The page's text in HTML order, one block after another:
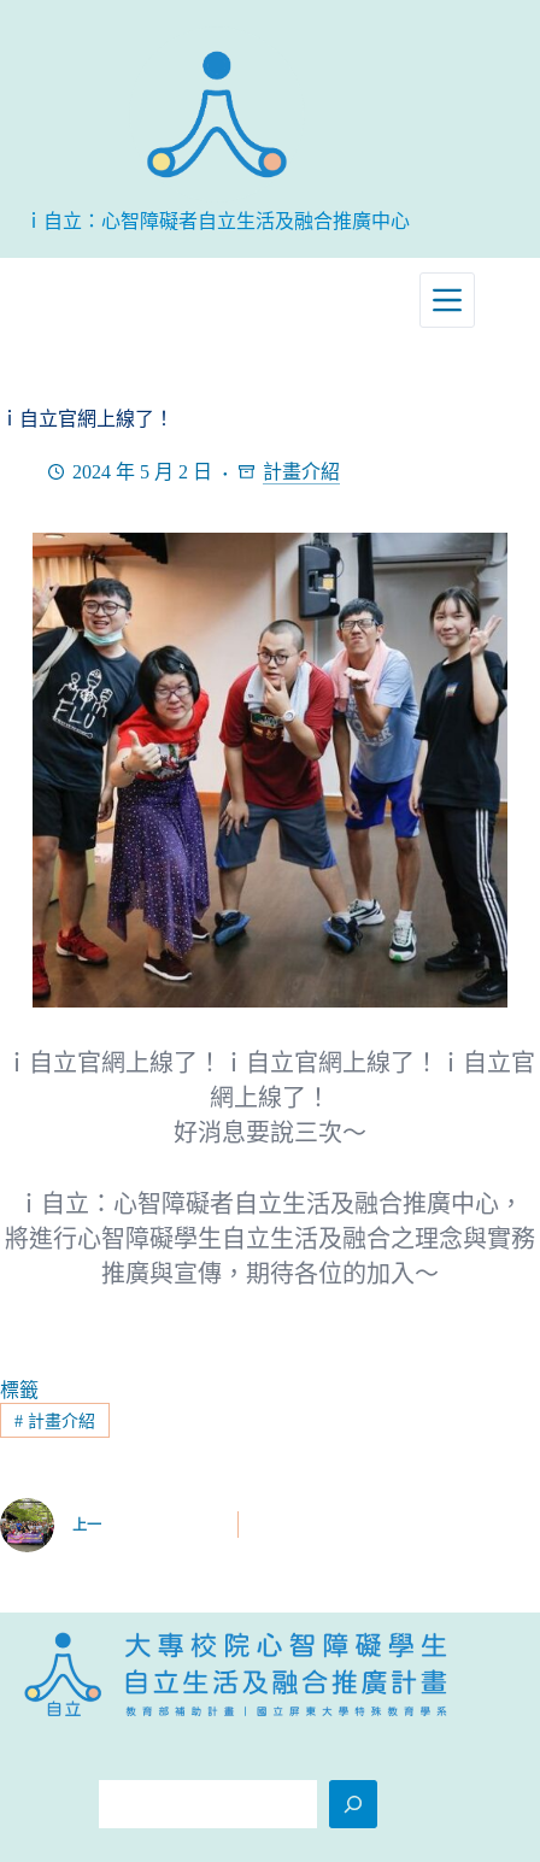
ｉ自立：心智障礙者自立生活及融合推廣中心
ｉ自立官網上線了！
2024 年 5 月 2 日 計畫介紹
ｉ自立官網上線了！ｉ自立官網上線了！ｉ自立官
網上線了！
好消息要說三次～
ｉ自立：心智障礙者自立生活及融合推廣中心，
將進行心智障礙學生自立生活及融合之理念與實務
推廣與宣傳，期待各位的加入～
標籤
#計畫介紹
上一